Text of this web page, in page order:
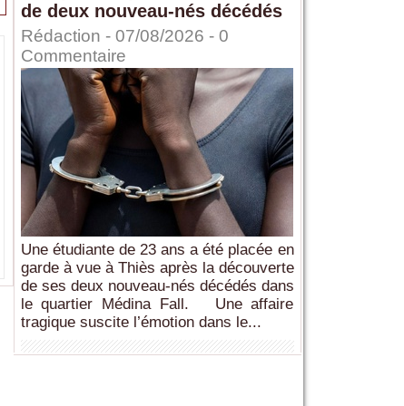
de deux nouveau-nés décédés
Rédaction - 07/08/2026 - 0
Commentaire
Une étudiante de 23 ans a été placée en
garde à vue à Thiès après la découverte
de ses deux nouveau-nés décédés dans
le quartier Médina Fall. Une affaire
tragique suscite l’émotion dans le...